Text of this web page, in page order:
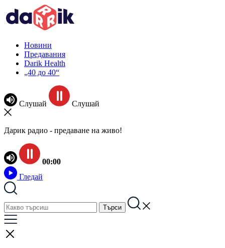
Новини
Предавания
Darik Health
„40 до 40“
Слушай Слушай
Дарик радио - предаване на живо!
00:00
Гледай